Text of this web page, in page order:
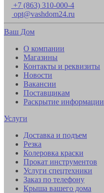
+7 (863) 310-000-4
opt@vashdom24.ru
Ваш Дом
О компании
Магазины
Контакты и реквизиты
Новости
Вакансии
Поставщикам
Раскрытие информации
Услуги
Доставка и подъем
Резка
Колеровка краски
Прокат инструментов
Услуги спецтехники
Заказ по телефону
Крыша вашего дома